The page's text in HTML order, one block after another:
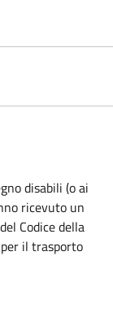
disabili (o ai
ricevuto un
Codice della
il trasporto